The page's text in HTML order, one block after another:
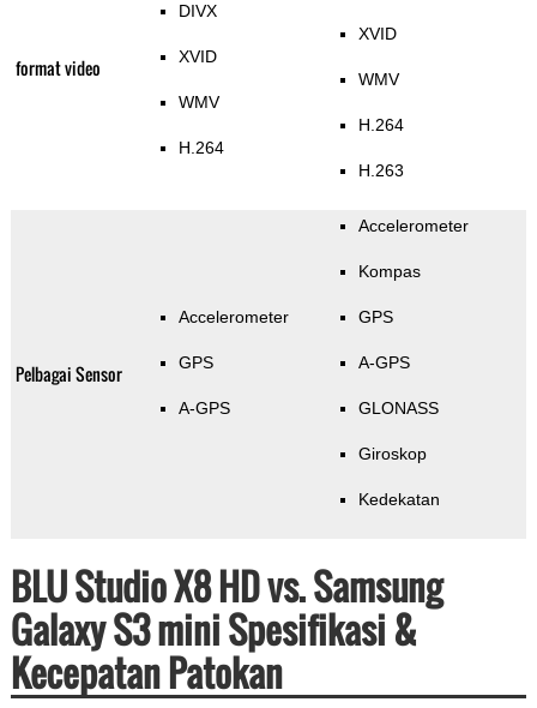
format video
DIVX
XVID
WMV
H.264
XVID
WMV
H.264
H.263
Pelbagai Sensor
Accelerometer
GPS
A-GPS
Accelerometer
Kompas
GPS
A-GPS
GLONASS
Giroskop
Kedekatan
BLU Studio X8 HD vs. Samsung
Galaxy S3 mini Spesifikasi &
Kecepatan Patokan